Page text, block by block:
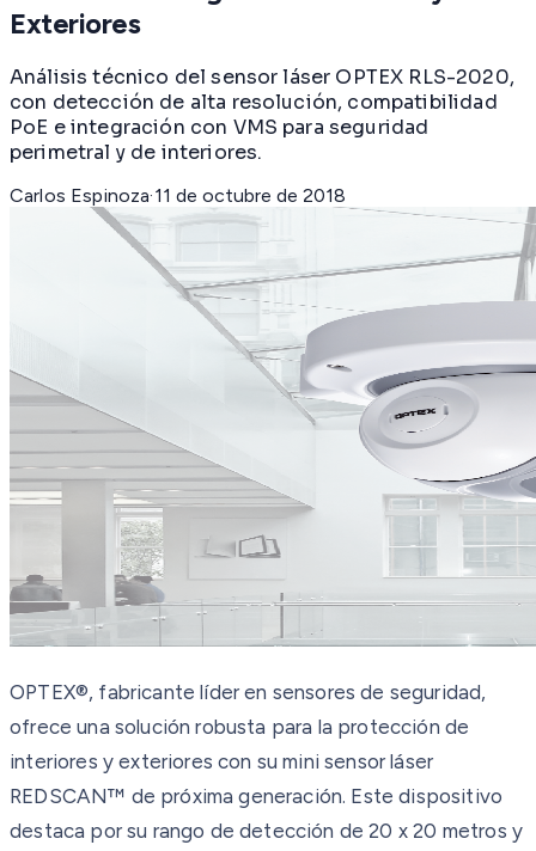
Exteriores
Análisis técnico del sensor láser OPTEX RLS-2020,
con detección de alta resolución, compatibilidad
PoE e integración con VMS para seguridad
perimetral y de interiores.
Carlos Espinoza·11 de octubre de 2018
OPTEX®, fabricante líder en sensores de seguridad,
ofrece una solución robusta para la protección de
interiores y exteriores con su mini sensor láser
REDSCAN™ de próxima generación. Este dispositivo
destaca por su rango de detección de 20 x 20 metros y